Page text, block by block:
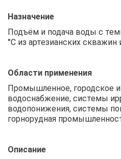
Назначение
Подъём и подача воды с
°С из артезианских скважин
Области применения
Промышленное, городское и
водоснабжение, системы
водопонижения, системы
горнорудная
Описание